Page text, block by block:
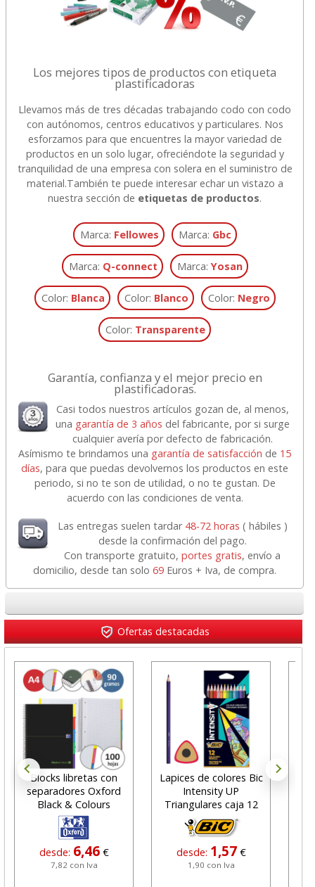
Los mejores tipos de productos con etiqueta
plastificadoras
Llevamos más de tres décadas trabajando codo con codo
con autónomos, centros educativos y particulares. Nos
esforzamos para que encuentres la mayor variedad de
productos en un solo lugar, ofreciéndote la seguridad y
tranquilidad de una empresa con solera en el suministro de
material.También te puede interesar echar un vistazo a
nuestra sección de etiquetas de productos.
Marca: Fellowes Marca: Gbc
Marca: Q-connect Marca:Yosan
Color: Blanca Color: Blanco Color: Negro
Color: Transparente
Garantía, confianza y el mejor precio en
plastificadoras.
Casi todos nuestros artículos gozan de, al menos,
una garantía de 3 años del fabricante, por si surge
cualquier avería por defecto de fabricación.
Asímismo te brindamos una garantía de satisfacción de 15
días, para que puedas devolvernos los productos en este
periodo, si no te son de utilidad, o no te gustan. De
acuerdo con las condiciones de venta.
Las entregas suelen tardar 48-72 horas ( hábiles )
desde la confirmación del pago.
Con transporte gratuito,portes gratis, envío a
domicilio, desde tan solo69 Euros + Iva, de compra.
Ofertas destacadas
Blocks libretas con
separadores Oxford
Black & Colours
desde: 6,46 €
7,82 con Iva
Lapices de colores Bic
Intensity UP
Triangulares caja 12
desde: 1,57 €
1,90 con Iva